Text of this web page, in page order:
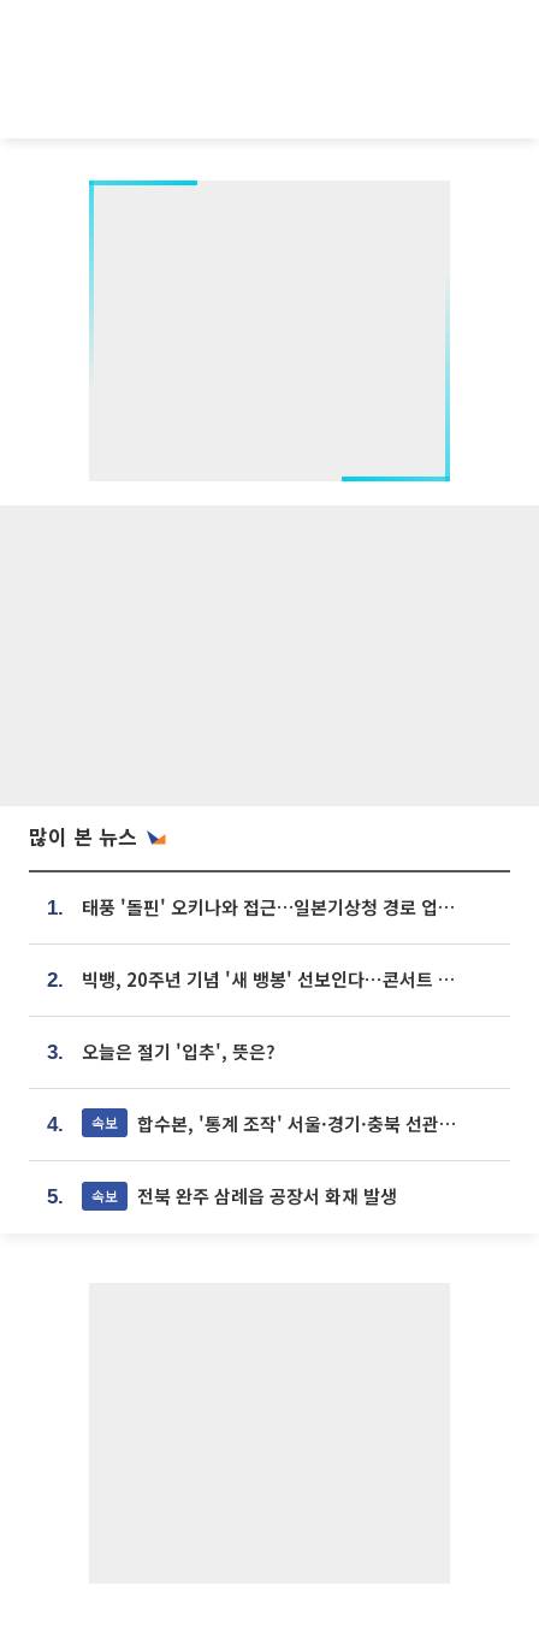
많이 본 뉴스
1. 태풍 '돌핀' 오키나와 접근…일본기상청 경로 업데이트
2. 빅뱅, 20주년 기념 '새 뱅봉' 선보인다⋯콘서트 앞두고 팝업 개최
3. 오늘은 절기 '입추', 뜻은?
4. 속보 합수본, '통계 조작' 서울·경기·충북 선관위 등 추가 압수수색
5. 속보 전북 완주 삼례읍 공장서 화재 발생